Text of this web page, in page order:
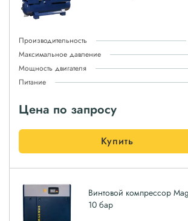
Производительность
Максимальное давление
Мощность двигателя
Питание
Цена по запросу
Купить
Винтовой компрессор
10 бар